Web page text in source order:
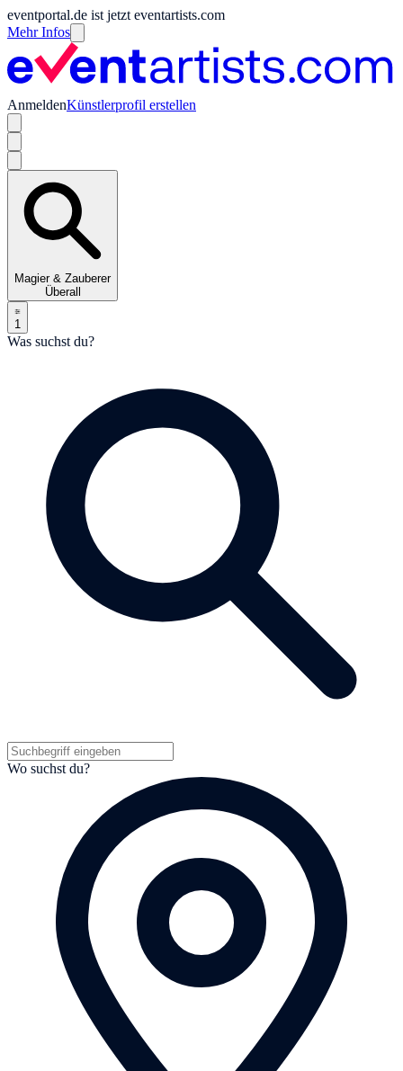
eventportal.de ist jetzt eventartists.com
Mehr Infos
AnmeldenKünstlerprofil erstellen
Magier & Zauberer
Überall
1
Was suchst du?
Wo suchst du?